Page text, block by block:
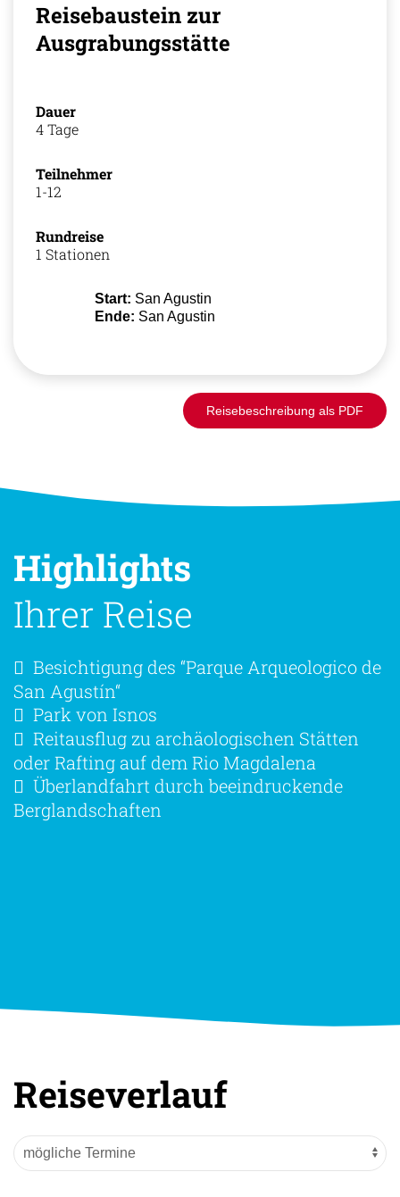
Reisebaustein zur
Ausgrabungsstätte
Dauer
4 Tage
Teilnehmer
1-12
Rundreise
1 Stationen
Start: San Agustin
Ende: San Agustin
Reisebeschreibung als PDF
Highlights
Ihrer Reise
Besichtigung des “Parque Arqueologico de
San Agustín“
Park von Isnos
Reitausflug zu archäologischen Stätten
oder Rafting auf dem Rio Magdalena
Überlandfahrt durch beeindruckende
Berglandschaften
Reiseverlauf